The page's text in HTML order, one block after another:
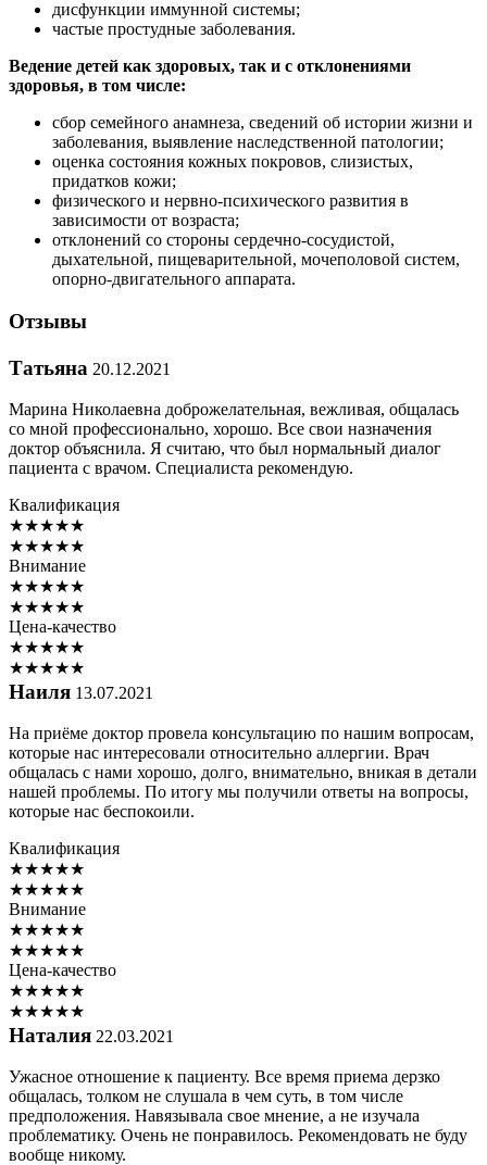
дисфункции иммунной системы;
частые простудные заболевания.
Ведение детей как здоровых, так и с отклонениями
здоровья, в том числе:
сбор семейного анамнеза, сведений об истории жизни и
заболевания, выявление наследственной патологии;
оценка состояния кожных покровов, слизистых,
придатков кожи;
физического и нервно-психического развития в
зависимости от возраста;
отклонений со стороны сердечно-сосудистой,
дыхательной, пищеварительной, мочеполовой систем,
опорно-двигательного аппарата.
Отзывы
Татьяна 20.12.2021
Марина Николаевна доброжелательная, вежливая, общалась
со мной профессионально, хорошо. Все свои назначения
доктор объяснила. Я считаю, что был нормальный диалог
пациента с врачом. Специалиста рекомендую.
Квалификация
★★★★★
★★★★★
Внимание
★★★★★
★★★★★
Цена-качество
★★★★★
★★★★★
Наиля 13.07.2021
На приёме доктор провела консультацию по нашим вопросам,
которые нас интересовали относительно аллергии. Врач
общалась с нами хорошо, долго, внимательно, вникая в детали
нашей проблемы. По итогу мы получили ответы на вопросы,
которые нас беспокоили.
Квалификация
★★★★★
★★★★★
Внимание
★★★★★
★★★★★
Цена-качество
★★★★★
★★★★★
Наталия 22.03.2021
Ужасное отношение к пациенту. Все время приема дерзко
общалась, толком не слушала в чем суть, в том числе
предположения. Навязывала свое мнение, а не изучала
проблематику. Очень не понравилось. Рекомендовать не буду
вообще никому.